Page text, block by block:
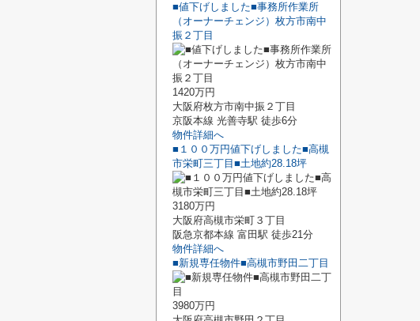
■値下げしました■事務所作業所
（オーナーチェンジ）枚方市南中
振２丁目
1420万円
大阪府枚方市南中振２丁目
京阪本線 光善寺駅 徒歩6分
物件詳細へ
■１００万円値下げしました■高槻
市栄町三丁目■土地約28.18坪
3180万円
大阪府高槻市栄町３丁目
阪急京都本線 富田駅 徒歩21分
物件詳細へ
■新規専任物件■高槻市野田二丁目
3980万円